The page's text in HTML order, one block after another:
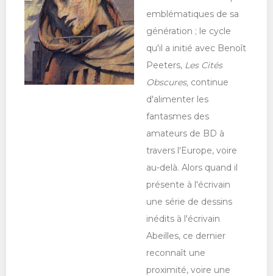
emblématiques de sa
génération ; le cycle
qu'il a initié avec Benoît
Peeters, Les Cités
Obscures, continue
d'alimenter les
fantasmes des
amateurs de BD à
travers l'Europe, voire
au-delà. Alors quand il
présente à l'écrivain
une série de dessins
inédits à l'écrivain
Abeilles, ce dernier
reconnaît une
proximité, voire une